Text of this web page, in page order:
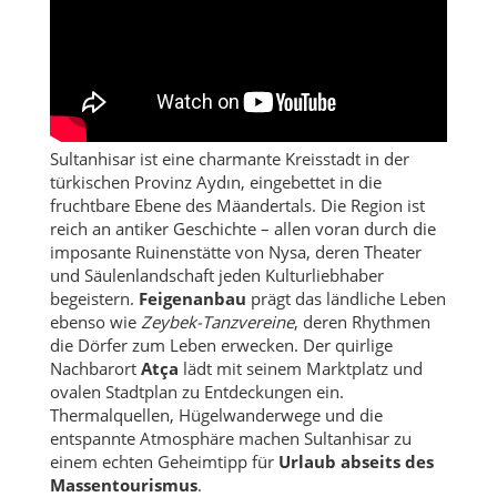
Sultanhisar ist eine charmante Kreisstadt in der
türkischen Provinz Aydın, eingebettet in die
fruchtbare Ebene des Mäandertals. Die Region ist
reich an antiker Geschichte – allen voran durch die
imposante Ruinenstätte von Nysa, deren Theater
und Säulenlandschaft jeden Kulturliebhaber
begeistern. Feigenanbau prägt das ländliche Leben
ebenso wie Zeybek-Tanzvereine, deren Rhythmen
die Dörfer zum Leben erwecken. Der quirlige
Nachbarort Atça lädt mit seinem Marktplatz und
ovalen Stadtplan zu Entdeckungen ein.
Thermalquellen, Hügelwanderwege und die
entspannte Atmosphäre machen Sultanhisar zu
einem echten Geheimtipp für Urlaub abseits des
Massentourismus.